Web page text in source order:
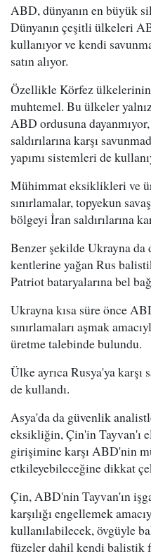
ABD, dünyanın en büyük
Dünyanın çeşitli ülkeleri
kullanıyor ve kendi
satın alıyor.
Özellikle Körfez
muhtemel. Bu ülkeler
ABD ordusuna
saldırılarına karşı
yapımı sistemleri de
Mühimmat eksiklikleri ve
sınırlamalar, topyekun
bölgeyi İran saldırılarına
Benzer şekilde Ukrayna da
kentlerine yağan Rus
Patriot bataryalarına bel
Ukrayna kısa süre önce
sınırlamaları aşmak
üretme talebinde bulundu.
Ülke ayrıca Rusya'ya
de kullandı.
Asya'da da güvenlik
eksikliğin, Çin'in Tayvan'ı
girişimine karşı ABD'nin
etkileyebileceğine dikkat
Çin, ABD'nin Tayvan'ın
karşılığı engellemek
kullanılabilecek, övgüyle
füzeler dahil kendi balistik